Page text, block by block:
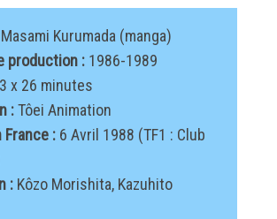
Kurumada (manga)
production :1986-1989
x 26 minutes
:Tôei Animation
:6 Avril 1988 (TF1 : Club
:Kôzo Morishita, Kazuhito